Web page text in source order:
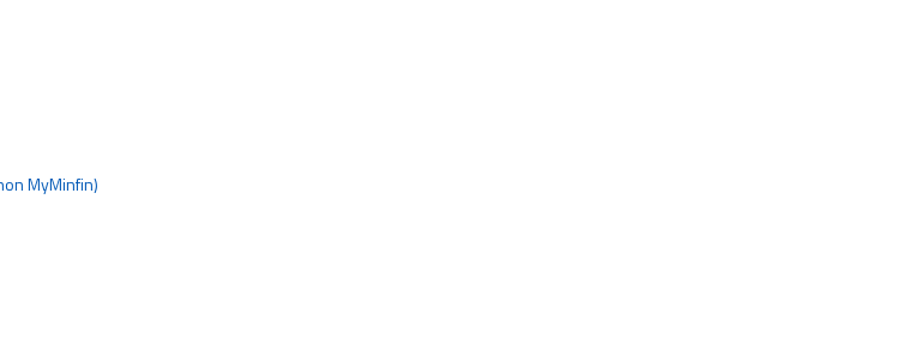
MyMinfin)